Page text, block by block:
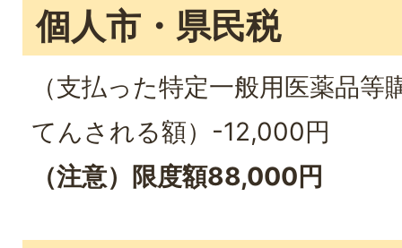
個人市・県民税
（支払った特定一般用医薬品
てんされる額）-12,000円
（注意）限度額88,000円